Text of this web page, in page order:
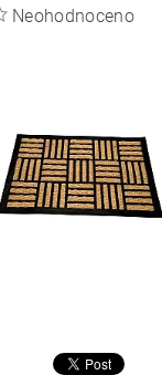
Neohodnoceno